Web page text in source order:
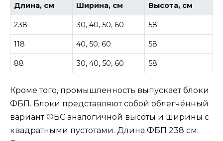
Длина, см Ширина, см Высота, см
238 30, 40, 50, 60 58
118 40, 50, 60 58
88 30, 40, 50, 60 58
Кроме того, промышленность выпускает блоки
ФБП. Блоки представляют собой облегчённый
вариант ФБС аналогичной высоты и ширины с
квадратными пустотами. Длина ФБП 238 см.